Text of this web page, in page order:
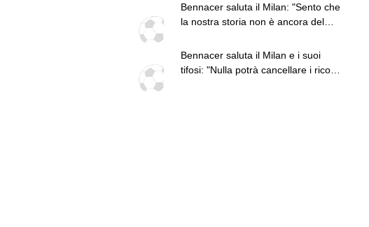
Bennacer saluta il Milan: "Sento che
la nostra storia non è ancora del
Bennacer saluta il Milan e i suoi
tifosi: "Nulla potrà cancellare i ricordi